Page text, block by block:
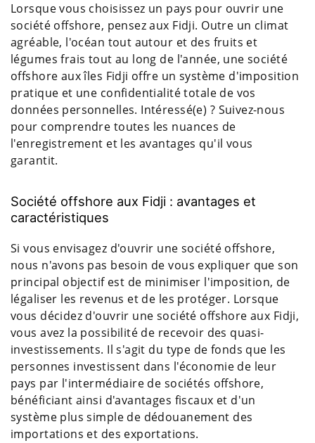
Lorsque vous choisissez un pays pour ouvrir une
société offshore, pensez aux Fidji. Outre un climat
agréable, l'océan tout autour et des fruits et
légumes frais tout au long de l'année, une société
offshore aux îles Fidji offre un système d'imposition
pratique et une confidentialité totale de vos
données personnelles. Intéressé(e) ? Suivez-nous
pour comprendre toutes les nuances de
l'enregistrement et les avantages qu'il vous
garantit.
Société offshore aux Fidji : avantages et
caractéristiques
Si vous envisagez d'ouvrir une société offshore,
nous n'avons pas besoin de vous expliquer que son
principal objectif est de minimiser l'imposition, de
légaliser les revenus et de les protéger. Lorsque
vous décidez d'ouvrir une société offshore aux Fidji,
vous avez la possibilité de recevoir des quasi-
investissements. Il s'agit du type de fonds que les
personnes investissent dans l'économie de leur
pays par l'intermédiaire de sociétés offshore,
bénéficiant ainsi d'avantages fiscaux et d'un
système plus simple de dédouanement des
importations et des exportations.